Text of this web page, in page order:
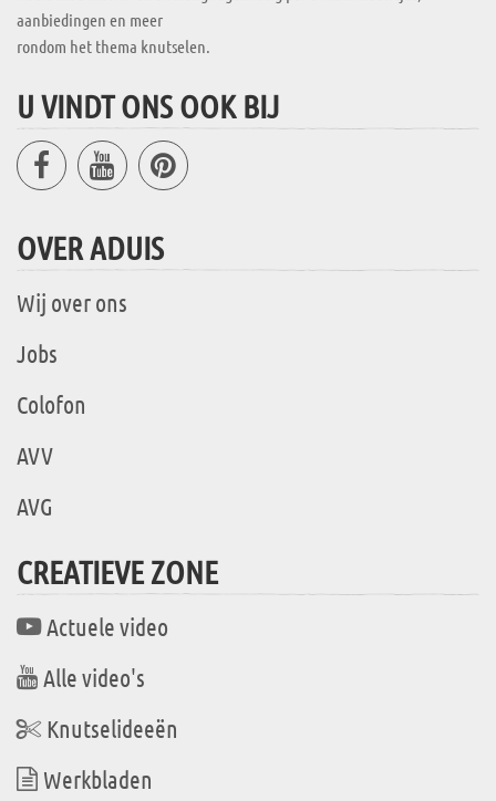
aanbiedingen en meer
rondom het thema knutselen.
U VINDT ONS OOK BIJ
OVER ADUIS
Wij over ons
Jobs
Colofon
AVV
AVG
CREATIEVE ZONE
Actuele video
Alle video's
Knutselideeën
Werkbladen